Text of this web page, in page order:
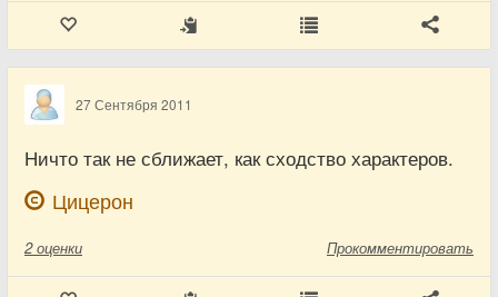
27 Сентября 2011
Ничто так не сближает, как сходство характеров.
Цицерон
2 оценки Прокомментировать